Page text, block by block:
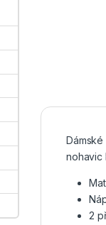
nohavic
2